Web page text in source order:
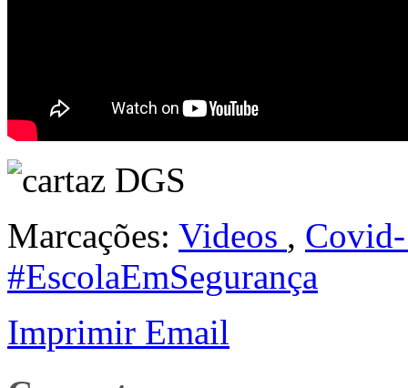
Marcações: Videos ,
#EscolaEmSegurança
Imprimir Email